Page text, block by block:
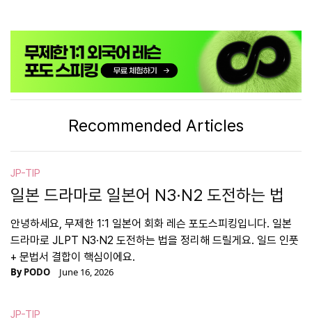
Recommended Articles
JP-TIP
일본 드라마로 일본어 N3·N2 도전하는 법
안녕하세요, 무제한 1:1 일본어 회화 레슨 포도스피킹입니다. 일본
드라마로 JLPT N3·N2 도전하는 법을 정리해 드릴게요. 일드 인풋
+ 문법서 결합이 핵심이에요.
ByPODO June 16, 2026
JP-TIP